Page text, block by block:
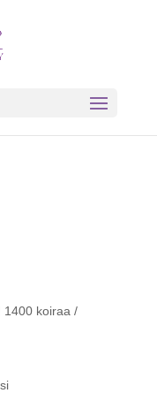
1400 koiraa /